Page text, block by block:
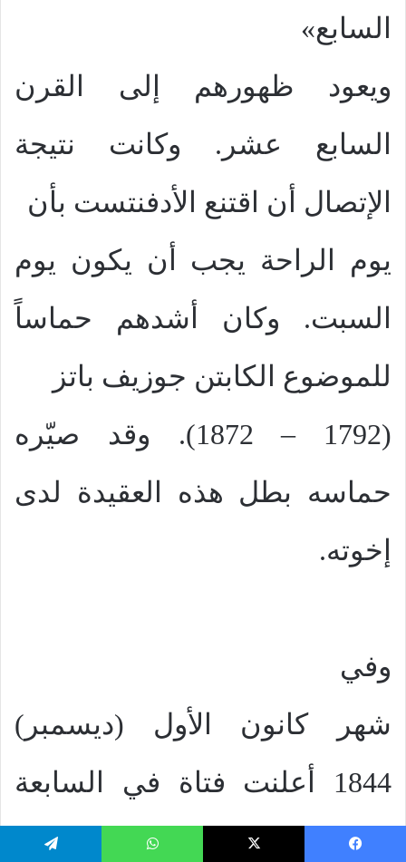
السابع»
ويعود ظهورهم إلى القرن
السابع عشر. وكانت نتيجة
الإتصال أن اقتنع الأدفنتست بأن
يوم الراحة يجب أن يكون يوم
السبت. وكان أشدهم حماساً
للموضوع الكابتن جوزيف باتز
(1792 – 1872). وقد صيّره
حماسه بطل هذه العقيدة لدى
إخوته.
وفي
شهر كانون الأول (ديسمبر)
1844 أعلنت فتاة في السابعة
عشرة، إسمها إلين هرمون